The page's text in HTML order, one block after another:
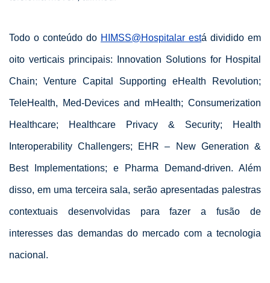
Todo o conteúdo do HIMSS@Hospitalar está dividido em
oito verticais principais: Innovation Solutions for Hospital
Chain; Venture Capital Supporting eHealth Revolution;
TeleHealth, Med-Devices and mHealth; Consumerization
Healthcare; Healthcare Privacy & Security; Health
Interoperability Challengers; EHR – New Generation &
Best Implementations; e Pharma Demand-driven. Além
disso, em uma terceira sala, serão apresentadas palestras
contextuais desenvolvidas para fazer a fusão de
interesses das demandas do mercado com a tecnologia
nacional.